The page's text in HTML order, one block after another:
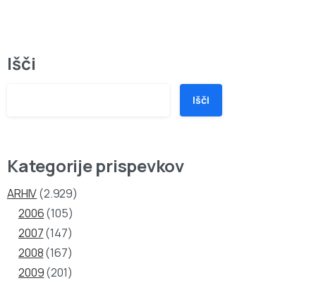
Išči
Išči
Kategorije prispevkov
ARHIV(2.929)
2006(105)
2007(147)
2008(167)
2009(201)